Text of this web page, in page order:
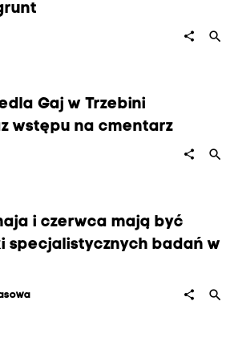
share search
Gaj w Trzebini
wstępu na cmentarz
share search
i czerwca mają być
specjalistycznych badań w
share search